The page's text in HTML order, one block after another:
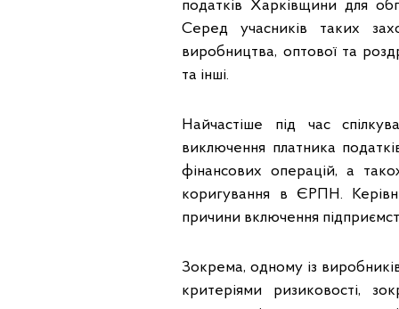
податків Харківщини для
Серед учасників таких
виробництва, оптової та
та інші.
Найчастіше під час
виключення платника
фінансових операцій, а
коригування в ЄРПН.
причини включення
Зокрема, одному із виробників
критеріями ризиковості,